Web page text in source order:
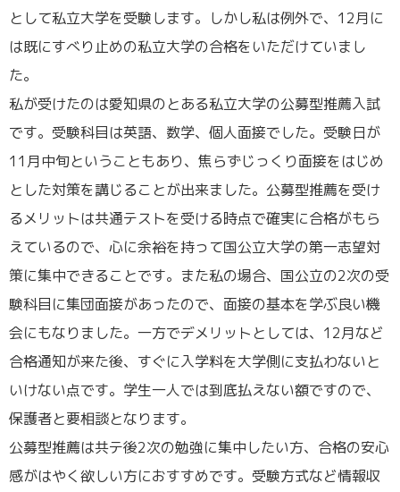
として私立大学を受験します。しかし私は例外で、12月に
は既にすべり止めの私立大学の合格をいただけていまし
た。
私が受けたのは愛知県のとある私立大学の公募型推薦入試
です。受験科目は英語、数学、個人面接でした。受験日が
11月中旬ということもあり、焦らずじっくり面接をはじめ
とした対策を講じることが出来ました。公募型推薦を受け
るメリットは共通テストを受ける時点で確実に合格がもら
えているので、心に余裕を持って国公立大学の第一志望対
策に集中できることです。また私の場合、国公立の2次の受
験科目に集団面接があったので、面接の基本を学ぶ良い機
会にもなりました。一方でデメリットとしては、12月など
合格通知が来た後、すぐに入学料を大学側に支払わないと
いけない点です。学生一人では到底払えない額ですので、
保護者と要相談となります。
公募型推薦は共テ後2次の勉強に集中したい方、合格の安心
感がはやく欲しい方におすすめです。受験方式など情報収